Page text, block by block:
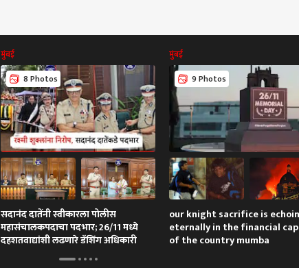
मुंबई
8 Photos
सदानंद दातेंनी स्वीकारला पोलीस
महासंचालकपदाचा पदभार; 26/11 मध्ये
दहशतवाद्यांशी लढणारे डॅशिंग अधिकारी
मुंबई
9 Photos
our knight sacrifice is
eternally in the financial
of the country mumba